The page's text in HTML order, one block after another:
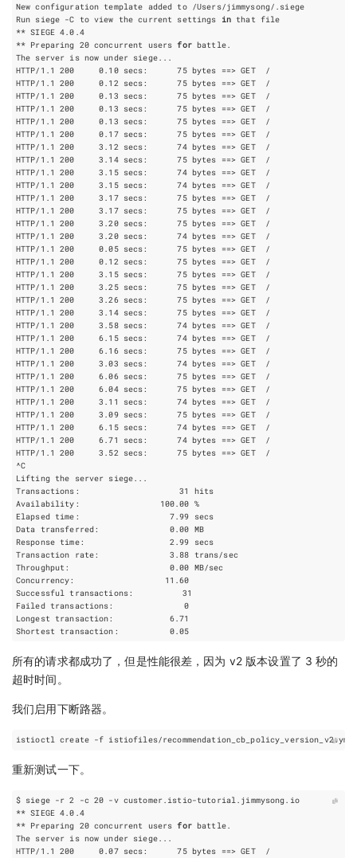
Run siege -C to view the current settings
in
** SIEGE 4.0.4
** Preparing 20 concurrent users for
HTTP/1.1 200
     0.10 secs:
75 bytes ==
HTTP/1.1 200
     0.12 secs:
75 bytes ==
HTTP/1.1 200
     0.13 secs:
75 bytes ==
HTTP/1.1 200
     0.13 secs:
75 bytes ==
HTTP/1.1 200
     0.13 secs:
75 bytes ==
HTTP/1.1 200
     0.17 secs:
75 bytes ==
HTTP/1.1 200
     3.12 secs:
74 bytes ==
HTTP/1.1 200
     3.14 secs:
75 bytes ==
HTTP/1.1 200
     3.15 secs:
74 bytes ==
HTTP/1.1 200
     3.15 secs:
74 bytes ==
HTTP/1.1 200
     3.17 secs:
75 bytes ==
HTTP/1.1 200
     3.17 secs:
75 bytes ==
HTTP/1.1 200
     3.20 secs:
75 bytes ==
HTTP/1.1 200
     3.20 secs:
74 bytes ==
HTTP/1.1 200
     0.05 secs:
75 bytes ==
HTTP/1.1 200
     0.12 secs:
75 bytes ==
HTTP/1.1 200
     3.15 secs:
75 bytes ==
HTTP/1.1 200
     3.25 secs:
75 bytes ==
HTTP/1.1 200
     3.26 secs:
75 bytes ==
HTTP/1.1 200
     3.14 secs:
75 bytes ==
HTTP/1.1 200
     3.58 secs:
74 bytes ==
HTTP/1.1 200
     6.15 secs:
74 bytes ==
HTTP/1.1 200
     6.16 secs:
75 bytes ==
HTTP/1.1 200
     3.03 secs:
74 bytes ==
HTTP/1.1 200
     6.06 secs:
75 bytes ==
HTTP/1.1 200
     6.04 secs:
75 bytes ==
HTTP/1.1 200
     3.11 secs:
74 bytes ==
HTTP/1.1 200
     3.09 secs:
75 bytes ==
HTTP/1.1 200
     6.15 secs:
74 bytes ==
HTTP/1.1 200
     6.71 secs:
74 bytes ==
HTTP/1.1 200
     3.52 secs:
75 bytes ==
Transactions: 31
Availability:		      100.00 %
Data transferred:	        0.00 MB
Successful transactions: 31
Failed transactions: 0
所有的请求都成功了，但是性能很差，因为 v2 版本设置了 3 秒的
超时时间。
我们启用下断路器。
重新测试一下。
$ siege -r 2 -c 20
-v customer.istio-tutorial.jimmysong.io
** SIEGE 4.0.4
** Preparing 20 concurrent users for
HTTP/1.1 200
     0.07 secs:
75 bytes ==